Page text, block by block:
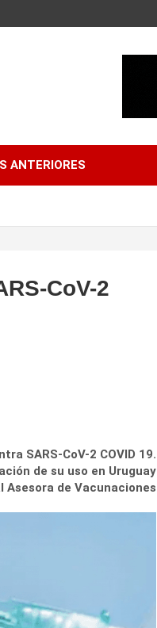
ANTERIORES
CoV-2
SARS-CoV-2 COVID 19.
de su uso en Uruguay
Asesora de Vacunaciones